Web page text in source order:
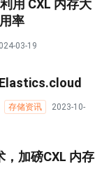
用 CXL 内存大
率
03-19
存储资讯
2023-10-
，加磅CXL 内存